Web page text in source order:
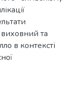
та
в контексті